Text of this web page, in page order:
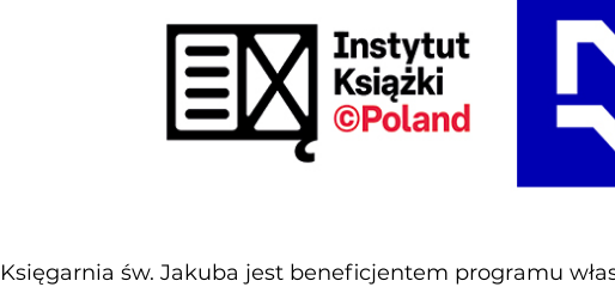
Księgarnia św. Jakuba jest beneficjentem programu